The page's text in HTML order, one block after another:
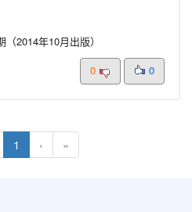
2014年10月出版）
0
0
1 (current)
› »